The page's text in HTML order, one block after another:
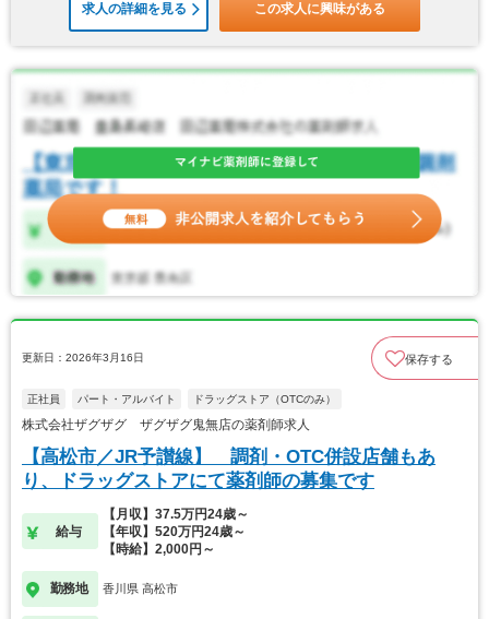
求人の詳細を見る この求人に興味がある
更新日：2026年3月16日 保存する
正社員 パート・アルバイト ドラッグストア（OTCのみ）
株式会社ザグザグ ザグザグ鬼無店の薬剤師求人
【高松市／JR予讃線】 調剤・OTC併設店舗もあ
り、ドラッグストアにて薬剤師の募集です
給与
【月収】37.5万円24歳～
【年収】520万円24歳～
【時給】2,000円～
勤務地 香川県 高松市